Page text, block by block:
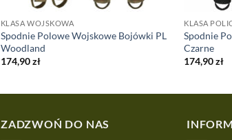
KLASA WOJSKOWA
Spodnie Polowe Wojskowe Bojówki PL
Woodland
174,90zł
KLASA
Spodnie
Czarne
174,90zł
ZADZWOŃ DO NAS